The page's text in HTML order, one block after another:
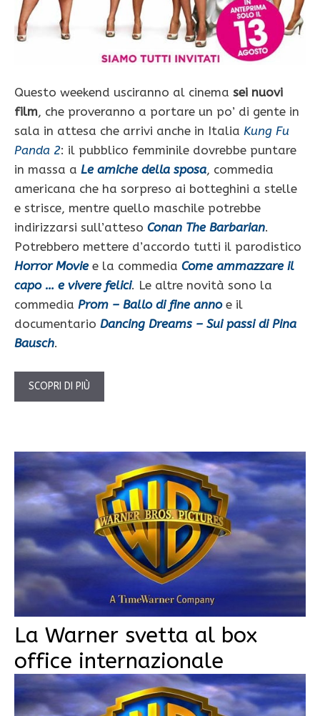
Questo weekend usciranno al cinema sei nuovi
film, che proveranno a portare un po’ di gente in
sala in attesa che arrivi anche in Italia Kung Fu
Panda 2: il pubblico femminile dovrebbe puntare
in massa a Le amiche della sposa, commedia
americana che ha sorpreso ai botteghini a stelle
e strisce, mentre quello maschile potrebbe
indirizzarsi sull’atteso Conan The Barbarian.
Potrebbero mettere d’accordo tutti il parodistico
Horror Moviee la commedia Come ammazzare il
capo … e vivere felici. Le altre novità sono la
commedia Prom – Ballo di fine annoe il
documentario Dancing Dreams – Sui passi di Pina
Bausch.
SCOPRI DI PIÙ
La Warner svetta al box
office internazionale